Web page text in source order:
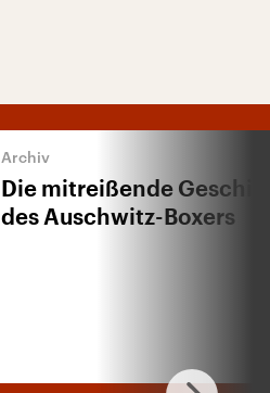
Die mitreißende
des Auschwitz-Boxers